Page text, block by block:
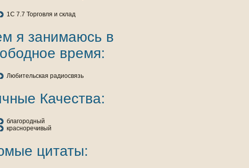
1C 7.7 Торговля и склад
я занимаюсь в
время:
Любительская радиосвязь
Качества:
благородный
красноречивый
цитаты: